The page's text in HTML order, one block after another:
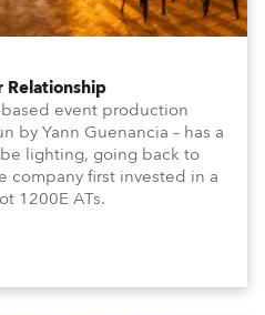
Relationship
event production
by Yann Guenancia – has a
lighting, going back to
company first invested in a
1200E ATs.